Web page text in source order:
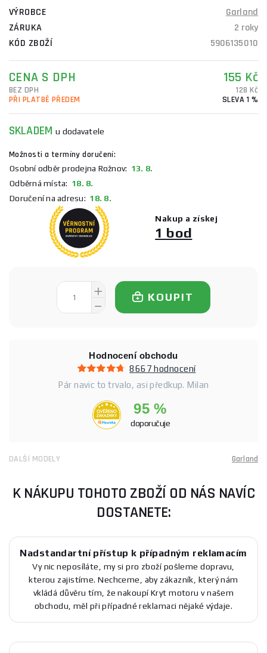
VÝROBCE
Garland
ZÁRUKA
2 roky
KÓD ZBOŽÍ
5906135010
CENA S DPH 155 Kč
BEZ DPH
128 Kč
PŘI PLATBĚ PŘEDEM
SLEVA 1 %
SKLADEMu dodavatele
Možnosti a termíny doručení:
Osobní odběr prodejna Rožnov: 13. 8.
Odběrná místa: 18. 8.
Doručení na adresu: 18. 8.
Nakup a získej
1 bod
KOUPIT
Hodnocení obchodu
8667 hodnocení
Pár navic to trvalo, asi předkup. Milan
95 %
doporučuje
DALŠÍ MODELY Garland
K NÁKUPU TOHOTO ZBOŽÍ OD NÁS NAVÍC
DOSTANETE:
Nadstandartní přístup k případným reklamacím
Vy nic neposíláte, my si pro zboží pošleme dopravu,
kterou zajistíme. Nechceme, aby zákazník, který nám
vkládá důvěru tím, že nakoupí Kryt motoru v našem
obchodu, měl při případné reklamaci nějaké výdaje.